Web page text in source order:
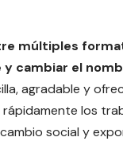
múltiples
y cambiar el
agradable y
los
social y